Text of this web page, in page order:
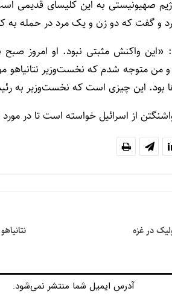
صهیونیستی به این کلیسای قدیمی
و گفت که دو زن و یک مرد در حمله به
واکنش مثبتی نبود. او امروز صبح
متوجه شدم که نخست‌وزیر نتانیاهو
بود. این چیزی است که نخست‌وزیر به
از اسرائیل خواسته است تا در
در غزه
آدرس ایمیل شما منتشر نمی‌شود.